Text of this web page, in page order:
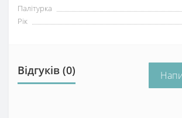
Палітурка
Рік
Відгуків (0)